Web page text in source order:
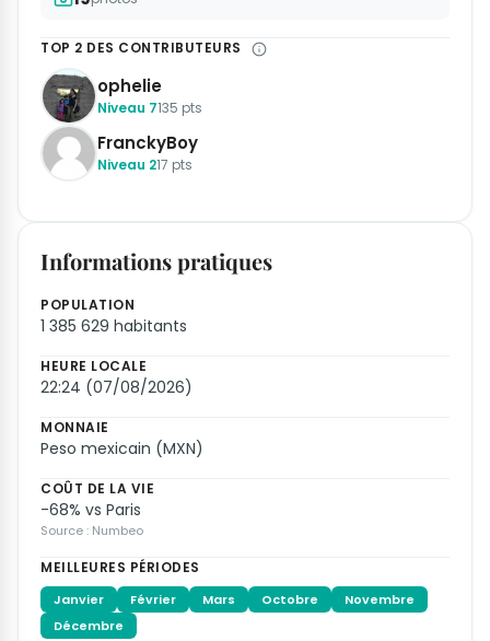
TOP 2 DES CONTRIBUTEURS
ophelie
Niveau 7135 pts
FranckyBoy
Niveau 217 pts
Informations pratiques
POPULATION
1 385 629 habitants
HEURE LOCALE
22:24 (07/08/2026)
MONNAIE
Peso mexicain (MXN)
COÛT DE LA VIE
-68% vs Paris
Source : Numbeo
MEILLEURES PÉRIODES
Janvier Février Mars Octobre
Novembre
Décembre